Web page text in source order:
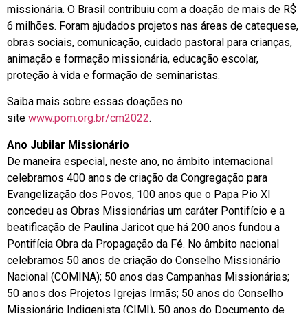
missionária. O Brasil contribuiu com a doação de mais de R$
6 milhões. Foram ajudados projetos nas áreas de catequese,
obras sociais, comunicação, cuidado pastoral para crianças,
animação e formação missionária, educação escolar,
proteção à vida e formação de seminaristas.
Saiba mais sobre essas doações no
site www.pom.org.br/cm2022.
Ano Jubilar Missionário
De maneira especial, neste ano, no âmbito internacional
celebramos 400 anos de criação da Congregação para
Evangelização dos Povos, 100 anos que o Papa Pio XI
concedeu as Obras Missionárias um caráter Pontifício e a
beatificação de Paulina Jaricot que há 200 anos fundou a
Pontifícia Obra da Propagação da Fé. No âmbito nacional
celebramos 50 anos de criação do Conselho Missionário
Nacional (COMINA); 50 anos das Campanhas Missionárias;
50 anos dos Projetos Igrejas Irmãs; 50 anos do Conselho
Missionário Indigenista (CIMI), 50 anos do Documento de